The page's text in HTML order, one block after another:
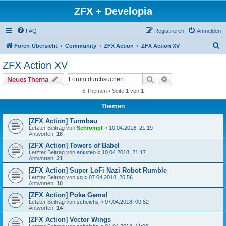
ZFX + Developia
FAQ Anmelden
Registrieren
Foren-Übersicht Community ZFX Action ZFX Action XV
ZFX Action XV
Neues Thema Suche
6 Themen • Seite 1 von 1
Themen
[ZFX Action] Turmbau
Letzter Beitrag von Schrompf « 10.04.2018, 21:19
Antworten: 18
[ZFX Action] Towers of Babel
Letzter Beitrag von antisteo « 10.04.2018, 21:17
Antworten: 21
[ZFX Action] Super LoFi Nazi Robot Rumble
Letzter Beitrag von xq « 07.04.2018, 20:56
Antworten: 10
[ZFX Action] Poke Gems!
Letzter Beitrag von scheichs « 07.04.2018, 00:52
Antworten: 14
[ZFX Action] Vector Wings